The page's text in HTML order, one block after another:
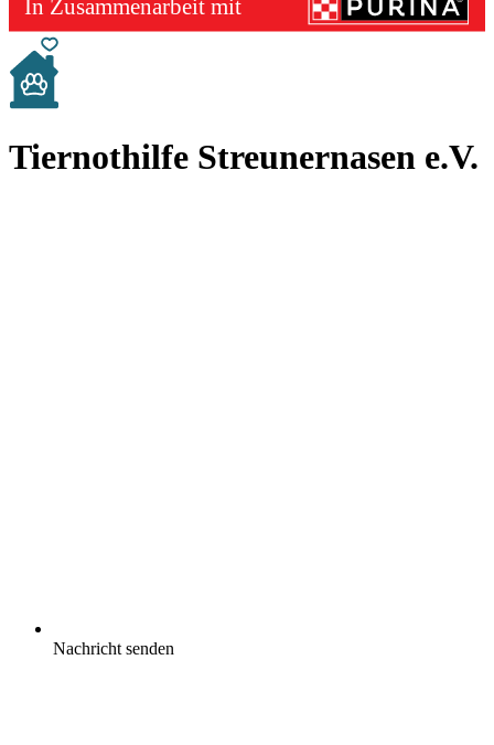
Tiernothilfe Streunernasen e.V.
Nachricht senden